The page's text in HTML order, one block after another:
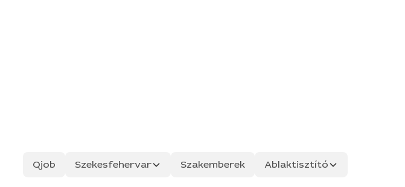
Qjob Szekesfehervar Szakemberek Ablaktisztító